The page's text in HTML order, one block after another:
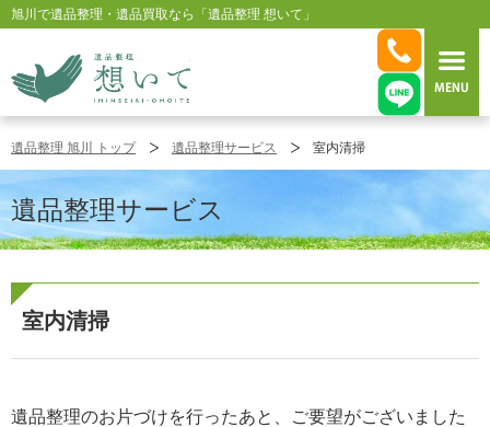
旭川で遺品整理・遺品買取なら「遺品整理 想いて」
遺品整理 旭川 トップ 遺品整理サービス 室内清掃
遺品整理サービス
室内清掃
遺品整理のお片づけを行ったあと、ご要望がございました